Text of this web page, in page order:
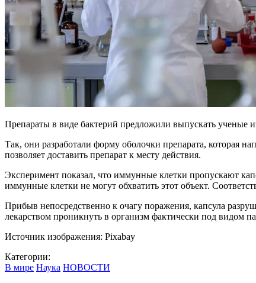
Препараты в виде бактерий предложили выпускать
Так, они разработали форму оболочки препарата, которая
позволяет доставить препарат к месту действия.
Эксперимент показал, что иммунные клетки пропускают
иммунные клетки не могут обхватить этот объект.
Прибыв непосредственно к очагу поражения, капсула
лекарством проникнуть в организм фактически под видом
Источник изображения: Pixabay
Категории:
В мире Наука НОВОСТИ